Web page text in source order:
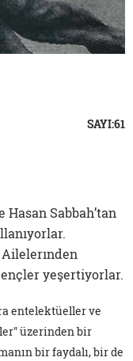
SAYI:61
Sabbah’tan
yeşertiyorlar.
entelektüeller ve
üzerinden bir
bir faydalı, bir de